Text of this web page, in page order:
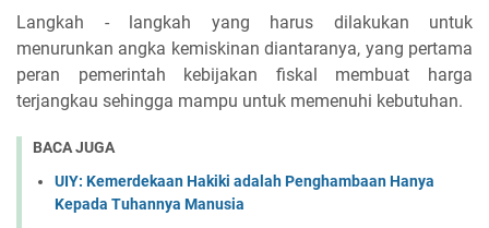
Langkah - langkah yang harus dilakukan untuk
menurunkan angka kemiskinan diantaranya, yang pertama
peran pemerintah kebijakan fiskal membuat harga
terjangkau sehingga mampu untuk memenuhi kebutuhan.
BACA JUGA
UIY: Kemerdekaan Hakiki adalah Penghambaan Hanya
Kepada Tuhannya Manusia